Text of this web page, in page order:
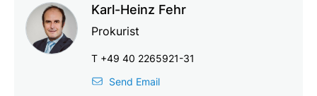
Karl-Heinz Fehr
Prokurist
T +49 40 2265921-31
Send Email